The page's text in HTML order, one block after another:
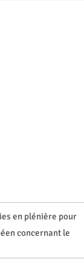
en plénière pour
concernant le